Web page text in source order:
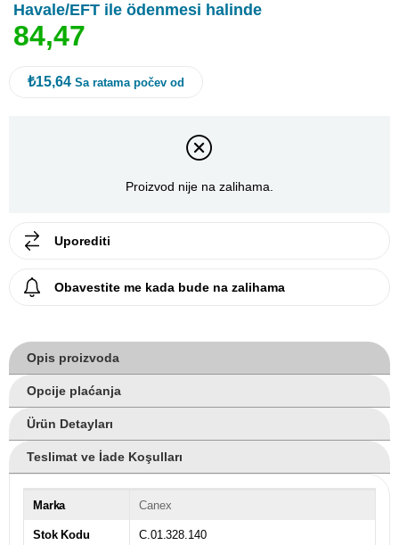
Havale/EFT ile ödenmesi halinde
84,47
₺15,64 Sa ratama počev od
Proizvod nije na zalihama.
Uporediti
Obavestite me kada bude na zalihama
Opis proizvoda
Opcije plaćanja
Ürün Detayları
Teslimat ve İade Koşulları
Marka Canex
Stok Kodu C.01.328.140